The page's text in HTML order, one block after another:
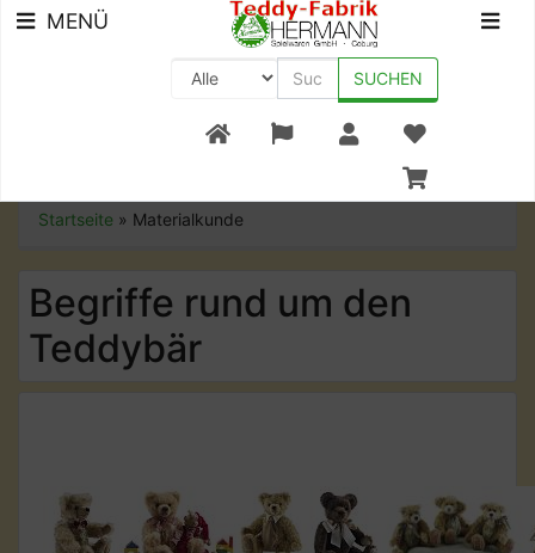
+49 (0) 9561-8590-0
MENÜ
SUCHEN
Startseite » Materialkunde
Begriffe rund um den
Teddybär